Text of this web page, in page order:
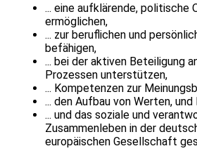
... eine aufklärende, politische
ermöglichen,
... zur beruflichen und
befähigen,
... bei der aktiven Beteiligung
Prozessen unterstützen,
... Kompetenzen zur
... den Aufbau von Werten,
... und das soziale und
Zusammenleben in der
europäischen Gesellschaft